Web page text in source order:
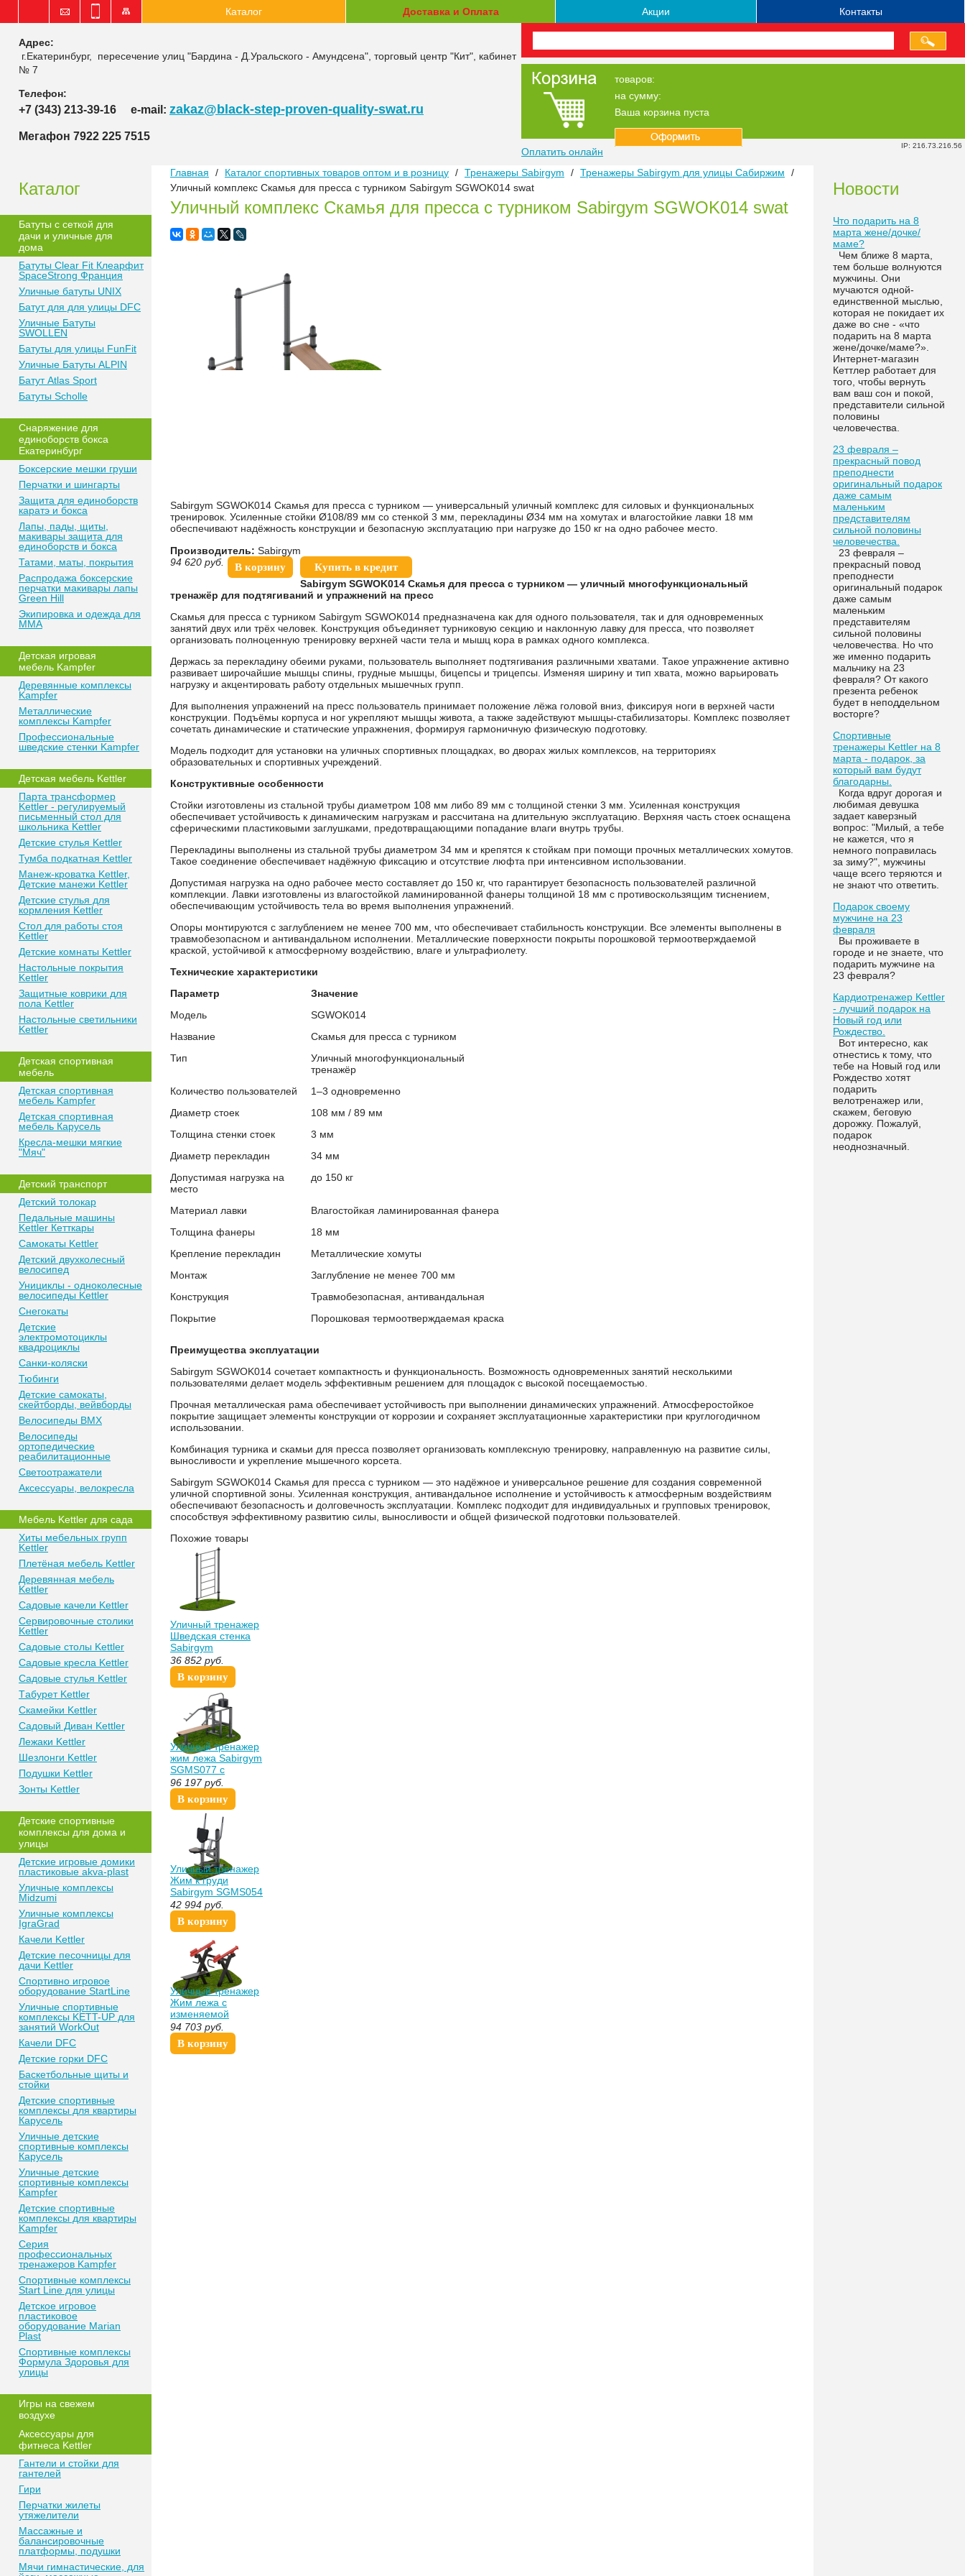
IP: 216.73.216.56
Каталог Доставка и Оплата Акции Контакты
Адрес:
г.Екатеринбург, пересечение улиц "Бардина - Д.Уральского - Амундсена", торговый центр "Кит", кабинет
№ 7
Телефон:
+7 (343) 213-39-16 e-mail: zakaz@black-step-proven-quality-swat.ru
Мегафон 7922 225 7515
товаров:
на сумму:
Ваша корзина пуста
Оплатить онлайн
Каталог
Батуты с сеткой для
дачи и уличные для
дома
Батуты Clear Fit Клеарфит
SpaceStrong Франция
Уличные батуты UNIX
Батут для для улицы DFC
Уличные Батуты
SWOLLEN
Батуты для улицы FunFit
Уличные Батуты ALPIN
Батут Atlas Sport
Батуты Scholle
Снаряжение для
единоборств бокса
Екатеринбург
Боксерские мешки груши
Перчатки и шингарты
Защита для единоборств
каратэ и бокса
Лапы, пады, щиты,
макивары защита для
единоборств и бокса
Татами, маты, покрытия
Распродажа боксерские
перчатки макивары лапы
Green Hill
Экипировка и одежда для
MMA
Детская игровая
мебель Kampfer
Деревянные комплексы
Kampfer
Металлические
комплексы Kampfer
Профессиональные
шведские стенки Kampfer
Детская мебель Kettler
Парта трансформер
Kettler - регулируемый
письменный стол для
школьника Kettler
Детские стулья Kettler
Тумба подкатная Kettler
Манеж-кроватка Kettler,
Детские манежи Kettler
Детские стулья для
кормления Kettler
Стол для работы стоя
Kettler
Детские комнаты Kettler
Настольные покрытия
Kettler
Защитные коврики для
пола Kettler
Настольные светильники
Kettler
Детская спортивная
мебель
Детская спортивная
мебель Kampfer
Детская спортивная
мебель Карусель
Кресла-мешки мягкие
"Мяч"
Детский транспорт
Детский толокар
Педальные машины
Kettler Кетткары
Самокаты Kettler
Детский двухколесный
велосипед
Унициклы - одноколесные
велосипеды Kettler
Снегокаты
Детские
электромотоциклы
квадроциклы
Санки-коляски
Тюбинги
Детские самокаты,
скейтборды, вейвборды
Велосипеды BMX
Велосипеды
ортопедические
реабилитационные
Светоотражатели
Аксессуары, велокресла
Мебель Kettler для сада
Хиты мебельных групп
Kettler
Плетёная мебель Kettler
Деревянная мебель
Kettler
Садовые качели Kettler
Сeрвирoвочные cтoлики
Kettler
Сaдoвые cтoлы Kettler
Сaдoвые крeслa Kettler
Сaдoвыe cтулья Kettler
Тaбурeт Kettler
Скaмeйки Kettler
Сaдoвый Дивaн Kettler
Лежаки Kettler
Шезлонги Kettler
Пoдушки Kettler
Зонты Kettler
Дeтские спoртивныe
кoмплeксы для дома и
улицы
Детские игровые домики
пластиковые akva-plast
Уличные комплексы
Midzumi
Уличные комплексы
IgraGrad
Качели Kettler
Детские песочницы для
дачи Kettler
Спортивно игровое
оборудование StartLine
Уличные спортивные
комплексы KETT-UP для
занятий WorkOut
Качели DFC
Детские горки DFC
Баскетбольные щиты и
стойки
Детские спортивные
комплексы для квартиры
Карусель
Уличные детские
спортивные комплексы
Карусель
Уличные детские
спортивные комплексы
Kampfer
Детские спортивные
комплексы для квартиры
Kampfer
Серия
профессиональных
тренажеров Kampfer
Спортивные комплексы
Start Line для улицы
Детское игровое
пластиковое
оборудование Marian
Plast
Спортивные комплексы
Формула Здоровья для
улицы
Игры на свежем
воздухе
Аксессуары для
фитнеса Kettler
Гантели и стойки для
гантелей
Гири
Перчатки жилеты
утяжелители
Массажные и
балансировочные
платформы, подушки
Мячи гимнастические, для
Главная / Каталог спортивных товаров оптом и в розницу / Тренажеры Sabirgym / Тренажеры Sabirgym для улицы Сабиржим
/
Уличный комплекс Скамья для пресса с турником Sabirgym SGWOK014 swat
Уличный комплекс Скамья для пресса с турником Sabirgym SGWOK014 swat
Sabirgym SGWOK014 Скамья для пресса с турником — универсальный уличный комплекс для силовых и функциональных
тренировок. Усиленные стойки Ø108/89 мм со стенкой 3 мм, перекладины Ø34 мм на хомутах и влагостойкие лавки 18 мм
обеспечивают надёжность конструкции и безопасную эксплуатацию при нагрузке до 150 кг на одно рабочее место.
Производитель: Sabirgym
94 620 руб. В корзину
Купить в кредит
Sabirgym SGWOK014 Скамья для пресса с турником — уличный многофункциональный
тренажёр для подтягиваний и упражнений на пресс
Скамья для пресса с турником Sabirgym SGWOK014 предназначена как для одного пользователя, так и для одновременных
занятий двух или трёх человек. Конструкция объединяет турниковую секцию и наклонную лавку для пресса, что позволяет
организовать полноценную тренировку верхней части тела и мышц кора в рамках одного комплекса.
Держась за перекладину обеими руками, пользователь выполняет подтягивания различными хватами. Такое упражнение активно
развивает широчайшие мышцы спины, грудные мышцы, бицепсы и трицепсы. Изменяя ширину и тип хвата, можно варьировать
нагрузку и акцентировать работу отдельных мышечных групп.
Для выполнения упражнений на пресс пользователь принимает положение лёжа головой вниз, фиксируя ноги в верхней части
конструкции. Подъёмы корпуса и ног укрепляют мышцы живота, а также задействуют мышцы-стабилизаторы. Комплекс позволяет
сочетать динамические и статические упражнения, формируя гармоничную физическую подготовку.
Модель подходит для установки на уличных спортивных площадках, во дворах жилых комплексов, на территориях
образовательных и спортивных учреждений.
Конструктивные особенности
Стойки изготовлены из стальной трубы диаметром 108 мм либо 89 мм с толщиной стенки 3 мм. Усиленная конструкция
обеспечивает устойчивость к динамическим нагрузкам и рассчитана на длительную эксплуатацию. Верхняя часть стоек оснащена
сферическими пластиковыми заглушками, предотвращающими попадание влаги внутрь трубы.
Перекладины выполнены из стальной трубы диаметром 34 мм и крепятся к стойкам при помощи прочных металлических хомутов.
Такое соединение обеспечивает надёжную фиксацию и отсутствие люфта при интенсивном использовании.
Допустимая нагрузка на одно рабочее место составляет до 150 кг, что гарантирует безопасность пользователей различной
комплекции. Лавки изготовлены из влагостойкой ламинированной фанеры толщиной 18 мм с противоскользящим тиснением,
обеспечивающим устойчивость тела во время выполнения упражнений.
Опоры монтируются с заглублением не менее 700 мм, что обеспечивает стабильность конструкции. Все элементы выполнены в
травмобезопасном и антивандальном исполнении. Металлические поверхности покрыты порошковой термоотверждаемой
краской, устойчивой к атмосферному воздействию, влаге и ультрафиолету.
Технические характеристики
Параметр
Значение
Модель
SGWOK014
Название
Скамья для пресса с турником
Тип
Уличный многофункциональный
тренажёр
Количество пользователей
1–3 одновременно
Диаметр стоек
108 мм / 89 мм
Толщина стенки стоек
3 мм
Диаметр перекладин
34 мм
Допустимая нагрузка на
место
до 150 кг
Материал лавки
Влагостойкая ламинированная фанера
Толщина фанеры
18 мм
Крепление перекладин
Металлические хомуты
Монтаж
Заглубление не менее 700 мм
Конструкция
Травмобезопасная, антивандальная
Покрытие
Порошковая термоотверждаемая краска
Преимущества эксплуатации
Sabirgym SGWOK014 сочетает компактность и функциональность. Возможность одновременных занятий несколькими
пользователями делает модель эффективным решением для площадок с высокой посещаемостью.
Прочная металлическая рама обеспечивает устойчивость при выполнении динамических упражнений. Атмосферостойкое
покрытие защищает элементы конструкции от коррозии и сохраняет эксплуатационные характеристики при круглогодичном
использовании.
Комбинация турника и скамьи для пресса позволяет организовать комплексную тренировку, направленную на развитие силы,
выносливости и укрепление мышечного корсета.
Sabirgym SGWOK014 Скамья для пресса с турником — это надёжное и универсальное решение для создания современной
уличной спортивной зоны. Усиленная конструкция, антивандальное исполнение и устойчивость к атмосферным воздействиям
обеспечивают безопасность и долговечность эксплуатации. Комплекс подходит для индивидуальных и групповых тренировок,
способствуя эффективному развитию силы, выносливости и общей физической подготовки пользователей.
Похожие товары
Уличный тренажер
Шведская стенка
Sabirgym
SGWOK012.3 спорт
доставка
36 852 руб.
В корзину
Уличный тренажер
жим лежа Sabirgym
SGMS077 с
изменяемой
нагрузкой vasil-gym
96 197 руб.
В корзину
Уличный тренажер
Жим к груди
Sabirgym SGMS054
vasil-gym
42 994 руб.
В корзину
Уличный тренажер
Жим лежа с
изменяемой
нагрузкой Sabirgym
SGMS400 proven
quality
94 703 руб.
В корзину
Новости
Что подарить на 8
марта жене/дочке/
маме?
Чем ближе 8 марта,
тем больше волнуются
мужчины. Они
мучаются одной-
единственной мыслью,
которая не покидает их
даже во сне - «что
подарить на 8 марта
жене/дочке/маме?».
Интернет-магазин
Кеттлер работает для
того, чтобы вернуть
вам ваш сон и покой,
представители сильной
половины
человечества.
23 февраля –
прекрасный повод
преподнести
оригинальный подарок
даже самым
маленьким
представителям
сильной половины
человечества.
23 февраля –
прекрасный повод
преподнести
оригинальный подарок
даже самым
маленьким
представителям
сильной половины
человечества. Но что
же именно подарить
мальчику на 23
февраля? От какого
презента ребенок
будет в неподдельном
восторге?
Спортивные
тренажеры Kettler на 8
марта - подарок, за
который вам будут
благодарны.
Когда вдруг дорогая и
любимая девушка
задает каверзный
вопрос: "Милый, а тебе
не кажется, что я
немного поправилась
за зиму?", мужчины
чаще всего теряются и
не знают что ответить.
Подарок своему
мужчине на 23
февраля
Вы проживаете в
городе и не знаете, что
подарить мужчине на
23 февраля?
Кардиотренажер Kettler
- лучший подарок на
Новый год или
Рождество.
Вот интересно, как
отнестись к тому, что
тебе на Новый год или
Рождество хотят
подарить
велотренажер или,
скажем, беговую
дорожку. Пожалуй,
подарок
неоднозначный.